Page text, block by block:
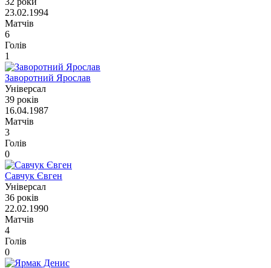
23.02.1994
Матчів
6
Голів
1
Заворотний Ярослав
Універсал
39 років
16.04.1987
Матчів
3
Голів
0
Савчук Євген
Універсал
36 років
22.02.1990
Матчів
4
Голів
0